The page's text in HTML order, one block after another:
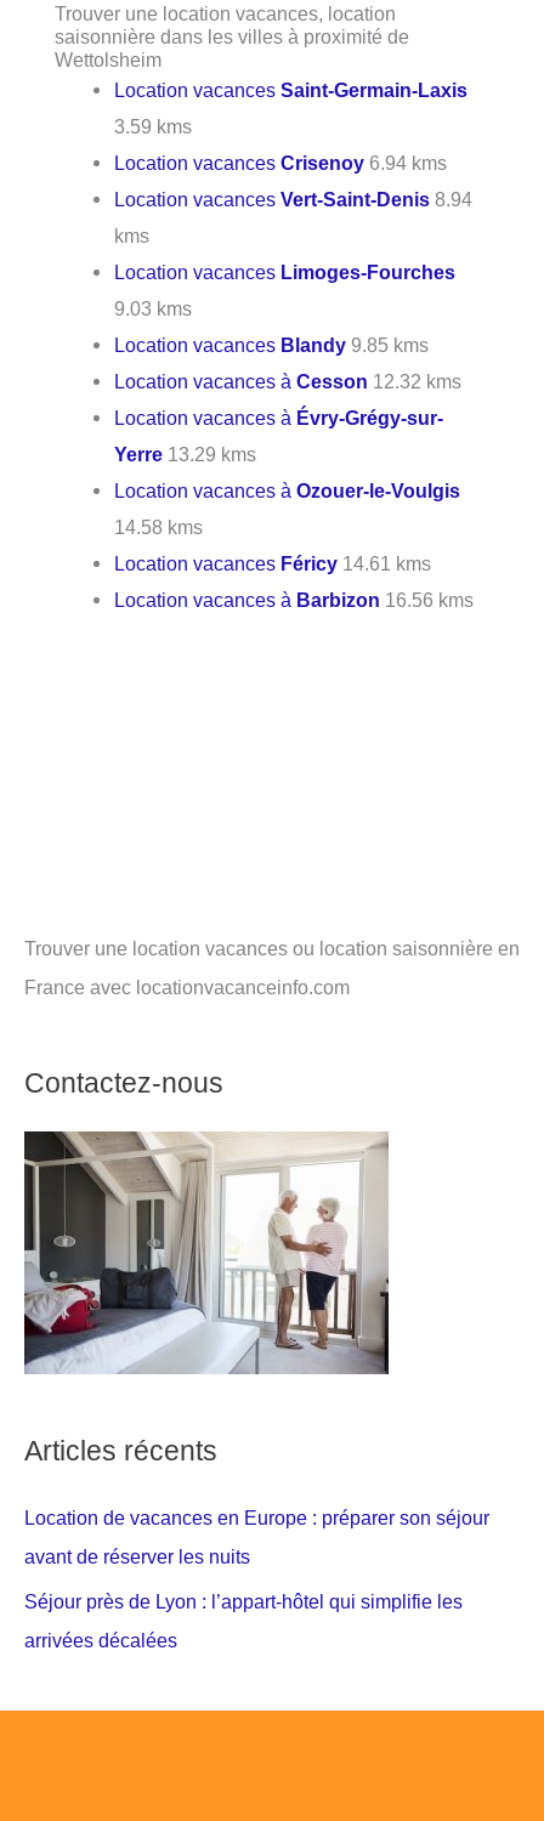
Trouver une location vacances, location
saisonnière dans les villes à proximité de
Wettolsheim
Location vacancesSaint-Germain-Laxis
3.59 kms
Location vacancesCrisenoy 6.94 kms
Location vacancesVert-Saint-Denis 8.94
kms
Location vacances Limoges-Fourches
9.03 kms
Location vacances Blandy 9.85 kms
Location vacances àCesson 12.32 kms
Location vacances à Évry-Grégy-sur-
Yerre 13.29 kms
Location vacances àOzouer-le-Voulgis
14.58 kms
Location vacances Féricy 14.61 kms
Location vacances à Barbizon 16.56 kms
Trouver une location vacances ou location saisonnière en
France avec locationvacanceinfo.com
Contactez-nous
Articles récents
Location de vacances en Europe : préparer son séjour
avant de réserver les nuits
Séjour près de Lyon : l’appart-hôtel qui simplifie les
arrivées décalées